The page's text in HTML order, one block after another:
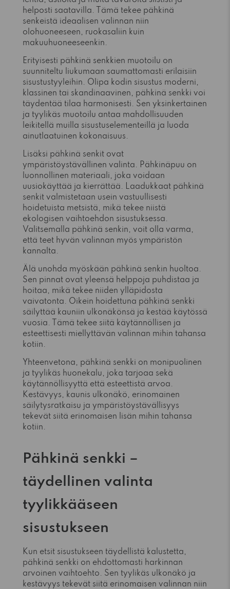
helposti saatavilla. Tämä tekee pähkinä
senkeistä ideaalisen valinnan niin
olohuoneeseen, ruokasaliin kuin
makuuhuoneeseenkin.
Erityisesti pähkinä senkkien muotoilu on
suunniteltu liukumaan saumattomasti erilaisiin
sisustustyyleihin. Olipa kodin sisustus moderni,
klassinen tai skandinaavinen, pähkinä senkki voi
täydentää tilaa harmonisesti. Sen yksinkertainen
ja tyylikäs muotoilu antaa mahdollisuuden
leikitellä muilla sisustuselementeillä ja luoda
ainutlaatuinen kokonaisuus.
Lisäksi pähkinä senkit ovat
ympäristöystävällinen valinta. Pähkinäpuu on
luonnollinen materiaali, joka voidaan
uusiokäyttää ja kierrättää. Laadukkaat pähkinä
senkit valmistetaan usein vastuullisesti
hoidetuista metsistä, mikä tekee niistä
ekologisen vaihtoehdon sisustuksessa.
Valitsemalla pähkinä senkin, voit olla varma,
että teet hyvän valinnan myös ympäristön
kannalta.
Älä unohda myöskään pähkinä senkin huoltoa.
Sen pinnat ovat yleensä helppoja puhdistaa ja
hoitaa, mikä tekee niiden ylläpidosta
vaivatonta. Oikein hoidettuna pähkinä senkki
säilyttää kauniin ulkonäkönsä ja kestää käytössä
vuosia. Tämä tekee siitä käytännöllisen ja
esteettisesti miellyttävän valinnan mihin tahansa
kotiin.
Yhteenvetona, pähkinä senkki on monipuolinen
ja tyylikäs huonekalu, joka tarjoaa sekä
käytännöllisyyttä että esteettistä arvoa.
Kestävyys, kaunis ulkonäkö, erinomainen
säilytysratkaisu ja ympäristöystävällisyys
tekevät siitä erinomaisen lisän mihin tahansa
kotiin.
Pähkinä senkki –
täydellinen valinta
tyylikkääseen
sisustukseen
Kun etsit sisustukseen täydellistä kalustetta,
pähkinä senkki on ehdottomasti harkinnan
arvoinen vaihtoehto. Sen tyylikäs ulkonäkö ja
kestävyys tekevät siitä erinomaisen valinnan niin